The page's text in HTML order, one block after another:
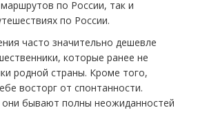
по России, так и
по России.
часто значительно дешевле
которые ранее не
родной страны. Кроме того,
восторг от спонтанности.
бывают полны неожиданностей